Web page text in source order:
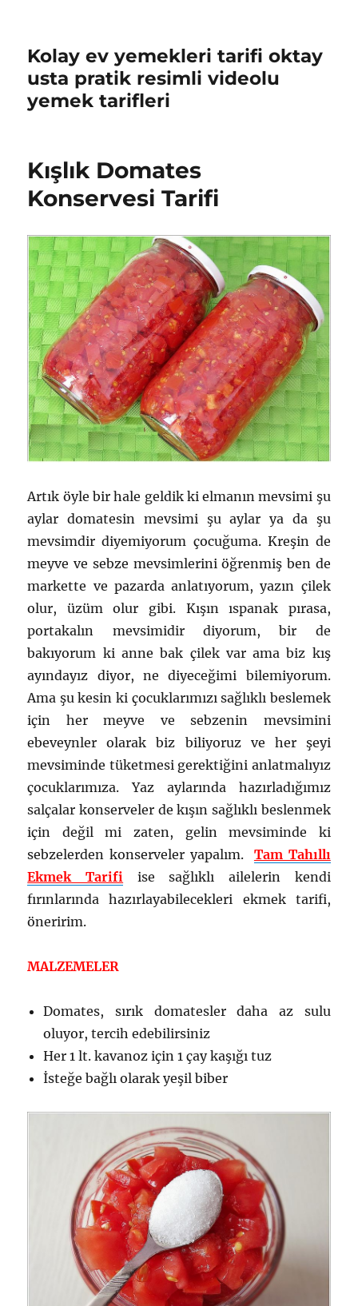
Kolay ev yemekleri tarifi oktay
usta pratik resimli videolu
yemek tarifleri
Kışlık Domates
Konservesi Tarifi
Artık öyle bir hale geldik ki elmanın mevsimi şu
aylar domatesin mevsimi şu aylar ya da şu
mevsimdir diyemiyorum çocuğuma. Kreşin de
meyve ve sebze mevsimlerini öğrenmiş ben de
markette ve pazarda anlatıyorum, yazın çilek
olur, üzüm olur gibi. Kışın ıspanak pırasa,
portakalın mevsimidir diyorum, bir de
bakıyorum ki anne bak çilek var ama biz kış
ayındayız diyor, ne diyeceğimi bilemiyorum.
Ama şu kesin ki çocuklarımızı sağlıklı beslemek
için her meyve ve sebzenin mevsimini
ebeveynler olarak biz biliyoruz ve her şeyi
mevsiminde tüketmesi gerektiğini anlatmalıyız
çocuklarımıza. Yaz aylarında hazırladığımız
salçalar konserveler de kışın sağlıklı beslenmek
için değil mi zaten, gelin mevsiminde ki
sebzelerden konserveler yapalım. Tam Tahıllı
Ekmek Tarifi ise sağlıklı ailelerin kendi
fırınlarında hazırlayabilecekleri ekmek tarifi,
öneririm.
MALZEMELER
Domates, sırık domatesler daha az sulu
oluyor, tercih edebilirsiniz
Her 1 lt. kavanoz için 1 çay kaşığı tuz
İsteğe bağlı olarak yeşil biber